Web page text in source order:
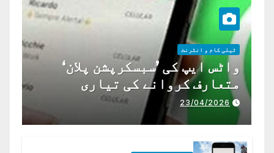
ٹیلی کام و انٹرنٹ
واٹس ایپ کی ’سبسکرپشن پلان‘
متعارف کروانے کی تیاری
23/04/2026